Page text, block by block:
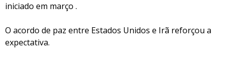
iniciado em março .
O acordo de paz entre Estados Unidos e Irã reforçou a
expectativa.